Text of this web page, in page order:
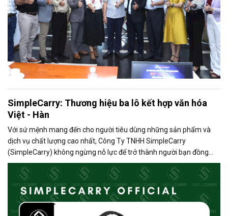
SimpleCarry: Thương hiệu ba lô kết hợp văn hóa
Việt - Hàn
Với sứ mệnh mang đến cho người tiêu dùng những sản phẩm và
dịch vụ chất lượng cao nhất, Công Ty TNHH SimpleCarry
(SimpleCarry) không ngừng nỗ lực để trở thành người bạn đồng
hành đáng tin cậy trên mọi nẻo đường.